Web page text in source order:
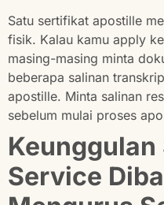
Satu sertifikat apostille
fisik. Kalau kamu apply
masing-masing minta
beberapa salinan
apostille. Minta salinan
sebelum mulai proses
Keunggulan
Service